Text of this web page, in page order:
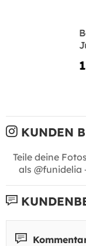
KUNDEN
Teile deine
als @funidelia